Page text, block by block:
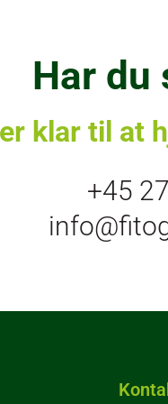
Har du
klar til at
+45